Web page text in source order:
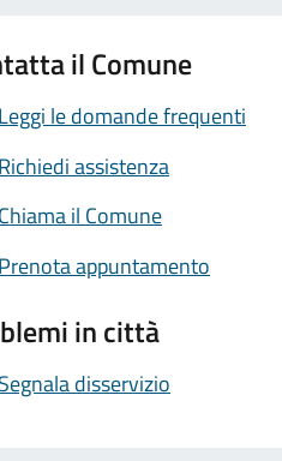
il Comune
le domande frequenti
assistenza
il Comune
appuntamento
in città
disservizio